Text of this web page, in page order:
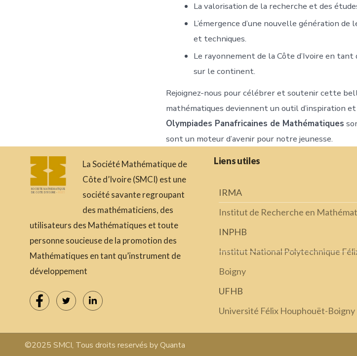
La valorisation de la recherche et des
L’émergence d’une nouvelle génération
et techniques.
Le rayonnement de la Côte d’Ivoire en
sur le continent.
Rejoignez-nous pour célébrer et soutenir cette
mathématiques deviennent un outil d’inspiration
Olympiades Panafricaines de Mathématiques
sont un moteur d’avenir pour notre jeunesse.
La Société Mathématique de
Côte d’Ivoire (SMCI) est une
société savante regroupant
des mathématiciens, des
utilisateurs des Mathématiques et toute
personne soucieuse de la promotion des
Mathématiques en tant qu’instrument de
développement
Liens utiles
IRMA
Institut de Recherche en
INPHB
Institut National Polytechnique
Boigny
UFHB
Université Félix Houphouët-Boigny
©2025 SMCI, Tous droits reservés by Quanta